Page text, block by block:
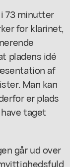
73 minutter
for klarinet,
pladens idé
af
Man kan
er plads
taget
går ud over